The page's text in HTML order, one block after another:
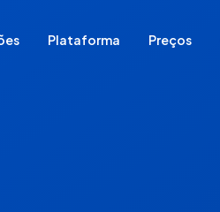
Plataforma Preços